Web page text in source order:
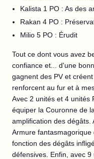
Kalista 1 PO : As des
Rakan 4 PO :
Milio 5 PO : Érudit
Tout ce dont vous avez
confiance et... d'une
gagnent des PV et
renforcent au fur et à
Avec 2 unités et 4
équiper la Couronne de
amplification des
Armure
fonction des dégâts
défensives. Enfin, avec